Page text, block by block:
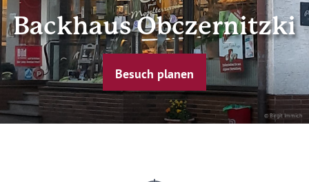
© Birgit Immich
Backhaus Obczernitzki
Besuch planen